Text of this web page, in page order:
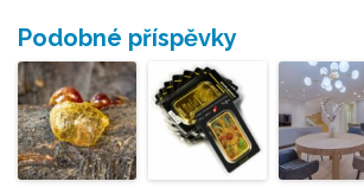
Podobné příspěvky